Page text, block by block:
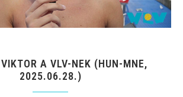
A VLV-NEK (HUN-MNE,
2025.06.28.)